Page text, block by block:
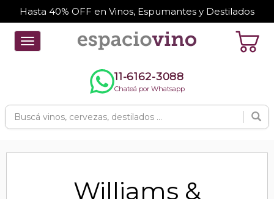
Hasta 40% OFF en Vinos, Espumantes y Destilados
Toggle
navigation
11-6162-3088
Chateá por Whatsapp
Williams &